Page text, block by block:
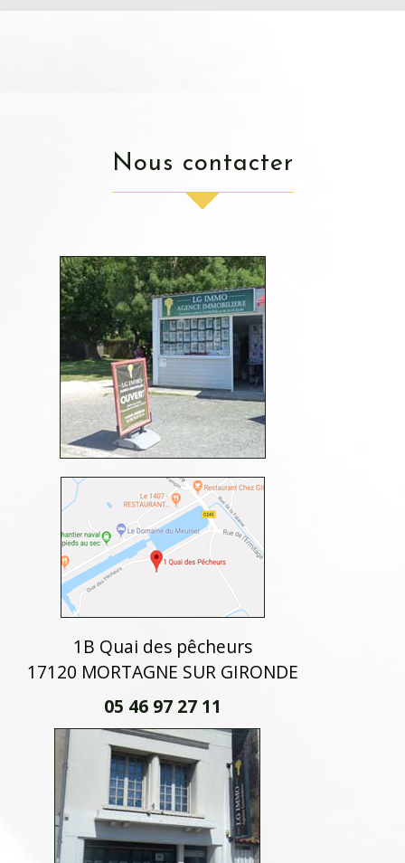
nous contacter
1B Quai des pêcheurs
17120 MORTAGNE SUR GIRONDE
05 46 97 27 11